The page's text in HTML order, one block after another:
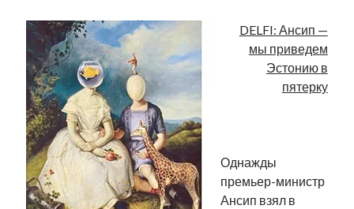
DELFI: Ансип —
мы приведем
Эстонию в
пятерку
Однажды
премьер-министр
Ансип взял в